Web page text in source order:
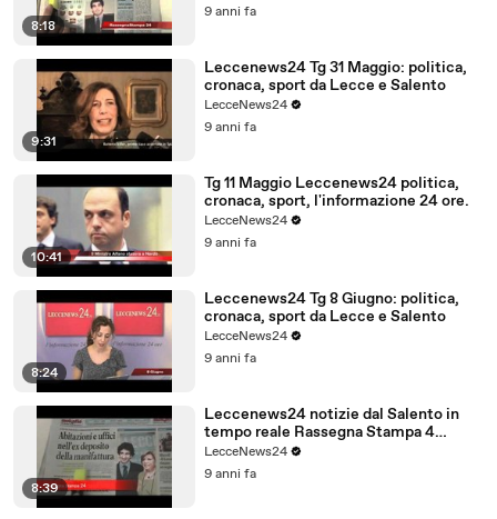
8:18
9 anni fa
9:31
Leccenews24 Tg 31 Maggio: politica,
cronaca, sport da Lecce e Salento
LecceNews24
9 anni fa
10:41
Tg 11 Maggio Leccenews24 politica,
cronaca, sport, l'informazione 24 ore.
LecceNews24
9 anni fa
8:24
Leccenews24 Tg 8 Giugno: politica,
cronaca, sport da Lecce e Salento
LecceNews24
9 anni fa
8:39
Leccenews24 notizie dal Salento in
tempo reale Rassegna Stampa 4
Giugno
LecceNews24
9 anni fa